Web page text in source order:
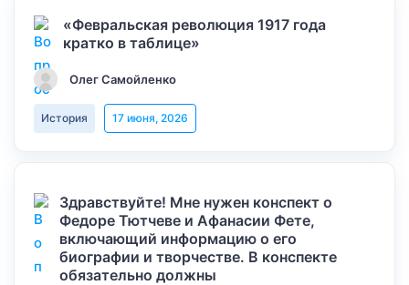
«Февральская революция 1917 года
кратко в таблице»
Олег Самойленко
История 17 июня, 2026
Здравствуйте! Мне нужен конспект о
Федоре Тютчеве и Афанасии Фете,
включающий информацию о его
биографии и творчестве. В конспекте
обязательно должны